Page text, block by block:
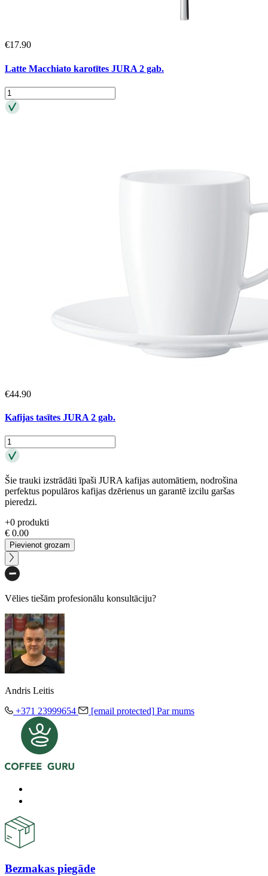
€17.90
Latte Macchiato karotītes JURA 2 gab.
€44.90
Kafijas tasītes JURA 2 gab.
Šie trauki izstrādāti īpaši JURA kafijas automātiem, nodrošina
perfektus populāros kafijas dzērienus un garantē izcilu garšas
pieredzi.
+0 produkti
€ 0.00
Pievienot grozam
Vēlies tiešām profesionālu konsultāciju?
Andris Leitis
+371 23999654
[email protected] Par mums
Bezmakas piegāde